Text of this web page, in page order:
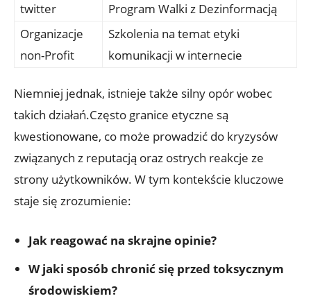
twitter
Program Walki z Dezinformacją
Organizacje
non-Profit
Szkolenia na temat etyki
komunikacji w internecie
Niemniej jednak, istnieje także silny opór wobec
takich działań.Często granice etyczne są
kwestionowane, co może prowadzić do kryzysów
związanych z reputacją oraz ostrych reakcje ze
strony użytkowników. W tym kontekście kluczowe
staje się zrozumienie:
Jak reagować na skrajne opinie?
W jaki sposób chronić się przed toksycznym
środowiskiem?